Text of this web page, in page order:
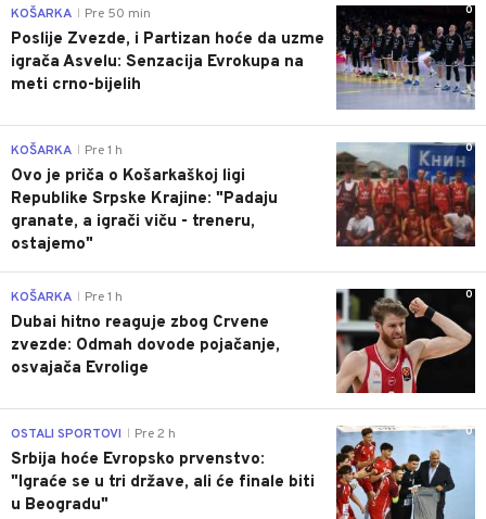
0
KOŠARKA Pre 50 min
Poslije Zvezde, i Partizan hoće da uzme
igrača Asvelu: Senzacija Evrokupa na
meti crno-bijelih
0
KOŠARKA Pre 1 h
Ovo je priča o Košarkaškoj ligi
Republike Srpske Krajine: "Padaju
granate, a igrači viču - treneru,
ostajemo"
0
KOŠARKA Pre 1 h
Dubai hitno reaguje zbog Crvene
zvezde: Odmah dovode pojačanje,
osvajača Evrolige
0
OSTALI SPORTOVI Pre 2 h
Srbija hoće Evropsko prvenstvo:
"Igraće se u tri države, ali će finale biti
u Beogradu"